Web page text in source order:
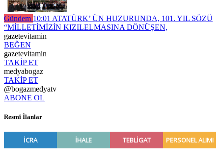
Gündem 10:01 ATATÜRK’ ÜN HUZURUNDA, 101. YIL SÖZÜ
“MİLLETİMİZİN KIZILELMASINA DÖNÜŞEN,
gazetevitamin
BEĞEN
gazetevitamin
TAKİP ET
medyabogaz
TAKİP ET
@bogazmedyatv
ABONE OL
Resmî İlanlar